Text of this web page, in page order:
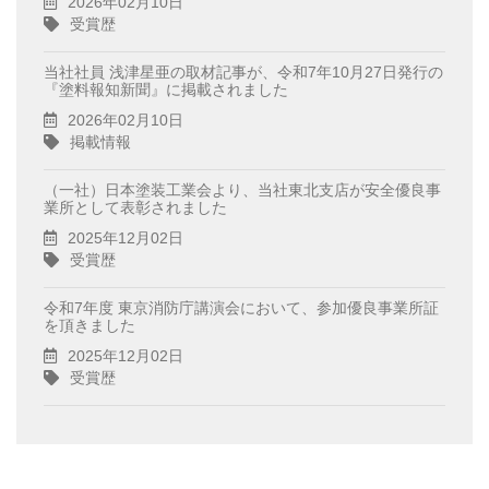
受賞歴
当社社員 浅津星亜の取材記事が、令和7年10月27日発行の
『塗料報知新聞』に掲載されました
2026年02月10日
掲載情報
（一社）日本塗装工業会より、当社東北支店が安全優良事
業所として表彰されました
2025年12月02日
受賞歴
令和7年度 東京消防庁講演会において、参加優良事業所証
を頂きました
2025年12月02日
受賞歴